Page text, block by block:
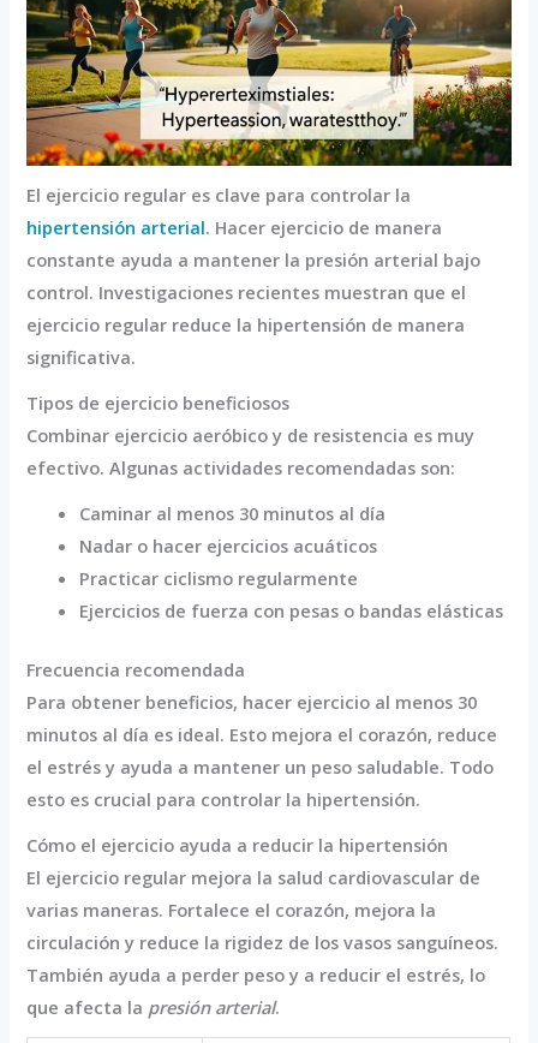
El ejercicio regular es clave para controlar la
hipertensión arterial. Hacer ejercicio de manera
constante ayuda a mantener la presión arterial bajo
control. Investigaciones recientes muestran que el
ejercicio regular reduce la hipertensión de manera
significativa.
Tipos de ejercicio beneficiosos
Combinar ejercicio aeróbico y de resistencia es muy
efectivo. Algunas actividades recomendadas son:
Caminar al menos 30 minutos al día
Nadar o hacer ejercicios acuáticos
Practicar ciclismo regularmente
Ejercicios de fuerza con pesas o bandas elásticas
Frecuencia recomendada
Para obtener beneficios, hacer ejercicio al menos 30
minutos al día es ideal. Esto mejora el corazón, reduce
el estrés y ayuda a mantener un peso saludable. Todo
esto es crucial para controlar la hipertensión.
Cómo el ejercicio ayuda a reducir la hipertensión
El ejercicio regular mejora la salud cardiovascular de
varias maneras. Fortalece el corazón, mejora la
circulación y reduce la rigidez de los vasos sanguíneos.
También ayuda a perder peso y a reducir el estrés, lo
que afecta la presión arterial.